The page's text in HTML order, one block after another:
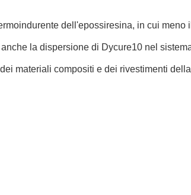
dell'epossiresina, in cui meno
la dispersione di Dycure10 nel
materiali compositi e dei rivestimenti